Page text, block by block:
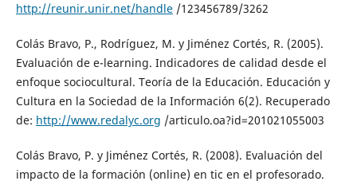
http://reunir.unir.net/handle/123456789/3262
Colás Bravo, P., Rodríguez, M. y Jiménez Cortés, R. (2005).
Evaluación de e-learning. Indicadores de calidad desde el
enfoque sociocultural. Teoría de la Educación. Educación y
Cultura en la Sociedad de la Información 6(2). Recuperado
de: http://www.redalyc.org /articulo.oa?id=201021055003
Colás Bravo, P. y Jiménez Cortés, R. (2008). Evaluación del
impacto de la formación (online) en tic en el profesorado.